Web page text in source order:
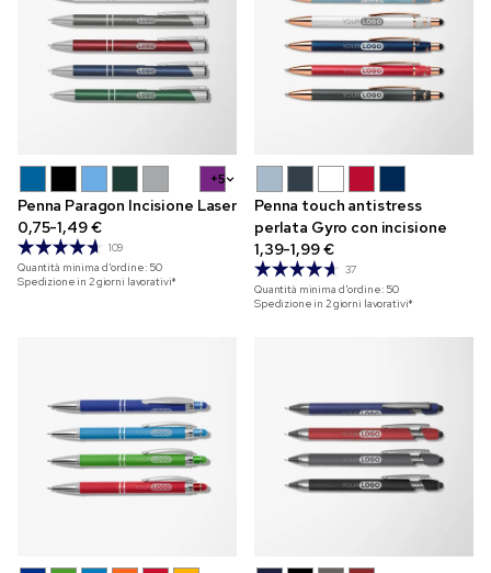
+5
Penna Paragon Incisione Laser
0,75-1,49 €
109
Quantità minima d'ordine: 50
Spedizione in 2 giorni lavorativi*
Penna touch antistress
perlata Gyro con incisione
1,39-1,99 €
37
Quantità minima d'ordine: 50
Spedizione in 2 giorni lavorativi*